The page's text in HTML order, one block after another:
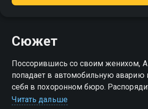
Сюжет
Поссорившись со своим женихом,
попадает в автомобильную аварию
себя в похоронном бюро.
уверяет Анну, что она мертва, и что
Читать дальше